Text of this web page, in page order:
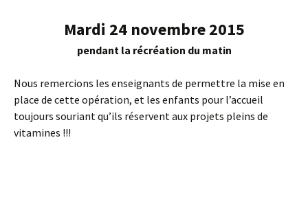
Mardi 24 novembre 2015
pendant la récréation du matin
Nous remercions les enseignants de permettre la mise en
place de cette opération, et les enfants pour l’accueil
toujours souriant qu’ils réservent aux projets pleins de
vitamines !!!